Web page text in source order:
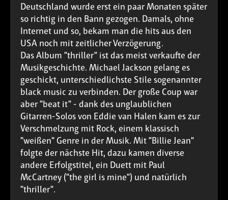
Deutschland wurde erst ein paar Monaten später
so richtig in den Bann gezogen. Damals, ohne
Internet und so, bekam man die hits aus den
USA noch mit zeitlicher Verzögerung.
Das Album "thriller" ist das meist verkaufte der
Musikgeschichte. Michael Jackson gelang es
geschickt, unterschiedlichste Stile sogenannter
black music zu verbinden. Der große Coup war
aber "beat it" - dank des unglaublichen
Gitarren-Solos von Eddie van Halen kam es zur
Verschmelzung mit Rock, einem klassisch
"weißen" Genre in der Musik. Mit "Billie Jean"
folgte der nächste Hit, dazu kamen diverse
andere Erfolgstitel, ein Duett mit Paul
McCartney ("the girl is mine") und natürlich
"thriller".